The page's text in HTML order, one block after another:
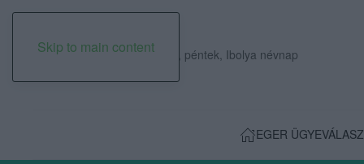
Skip to main content
2026. augusztus 07., péntek, Ibolya névnap
EGER ÜGYE